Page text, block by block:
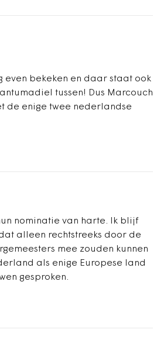
even bekeken en daar staat ook
tussen! Dus Marcouch
de enige twee nederlandse
nominatie van harte. Ik blijf
alleen rechtstreeks door de
mee zouden kunnen
als enige Europese land
gesproken.